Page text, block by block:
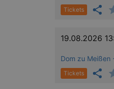
Tickets
19.08.2026
Dom zu Meißen
Tickets